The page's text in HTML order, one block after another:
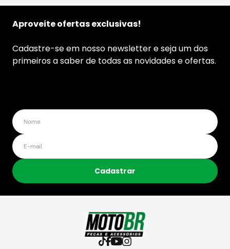
Aproveite ofertas exclusivas!
Cadastre-se em nosso newsletter e seja um dos
primeiros a saber de todas as novidades e ofertas.
Cadastrar